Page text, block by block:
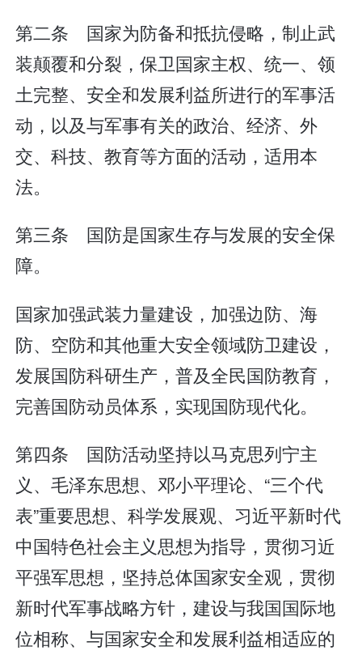
第二条 国家为防备和抵抗侵略，制止武
装颠覆和分裂，保卫国家主权、统一、领
土完整、安全和发展利益所进行的军事活
动，以及与军事有关的政治、经济、外
交、科技、教育等方面的活动，适用本
法。
第三条 国防是国家生存与发展的安全保
障。
国家加强武装力量建设，加强边防、海
防、空防和其他重大安全领域防卫建设，
发展国防科研生产，普及全民国防教育，
完善国防动员体系，实现国防现代化。
第四条 国防活动坚持以马克思列宁主
义、毛泽东思想、邓小平理论、“三个代
表”重要思想、科学发展观、习近平新时代
中国特色社会主义思想为指导，贯彻习近
平强军思想，坚持总体国家安全观，贯彻
新时代军事战略方针，建设与我国国际地
位相称、与国家安全和发展利益相适应的